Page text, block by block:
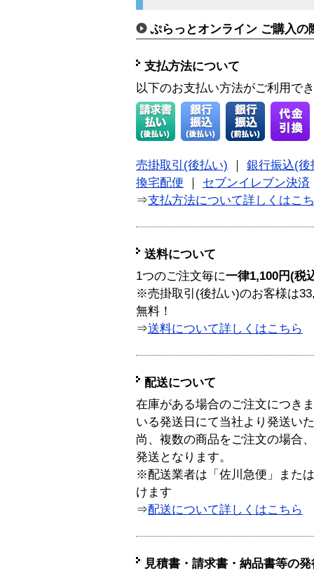
ぷらっとオンライン ご購入の
支払方法について
以下のお支払い方法がご利用で
売掛取引(後払い)
銀行振込(後
換宅配便
セブンイレブン決済
⇒支払方法について詳しくはこ
送料について
1つのご注文毎に一律1,100円(税
※売掛取引(後払い)のお客様は
無料！
⇒送料について詳しくはこちら
配送について
在庫がある場合のご注文につき
いる発送日にて当社より発送い
尚、複数の商品をご注文の場合
発送となります。
※配送業者は「佐川急便」また
けます
⇒配送について詳しくはこちら
見積書・請求書・納品書等の